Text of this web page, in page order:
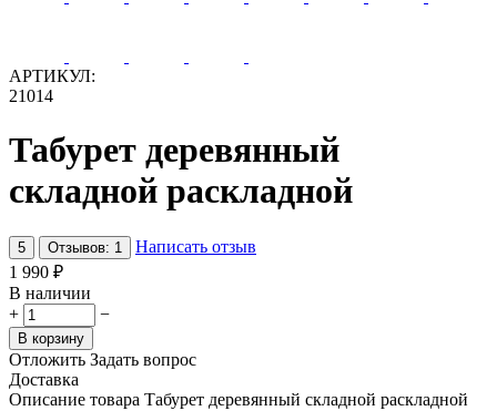
АРТИКУЛ:
21014
Табурет деревянный
складной раскладной
5 Отзывов: 1
Написать отзыв
1 990 ₽
В наличии
+
−
В корзину
Отложить Задать вопрос
Доставка
Описание товара Табурет деревянный складной раскладной